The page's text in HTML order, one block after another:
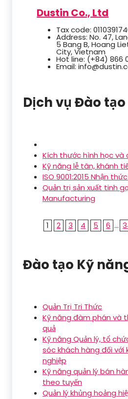
Dustin Co., Ltd
Tax code:
Address: No. 47,
5 Bang B, Hoang
City, Vietnam
Hot line: (+84) 866
Email:
Dịch vụ Đào tạo
Kích thước hình học và
Kỹ năng lễ tân, khánh
ISO 9001:2015 Nhận
Quản trị sản xuất tinh
Manufacturing
1 2 3 4 5 6 ...
Đào tạo Kỹ
Quản Trị Tri Thức
Kỹ năng đàm phán và
quả
Kỹ năng Quản lý, tổ
sóc khách hàng đối với
nghiệp
Kỹ năng quản lý bán
theo tuyến
Quản lý khủng hoảng